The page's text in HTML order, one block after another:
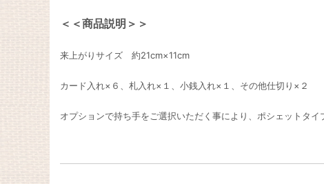
＜＜商品説明＞＞
来上がりサイズ 約21cm×11cm
カード入れ×６、札入れ×１、小銭入れ×１、その他仕切り×２
オプションで持ち手をご選択いただく事により、ポシェットタイ